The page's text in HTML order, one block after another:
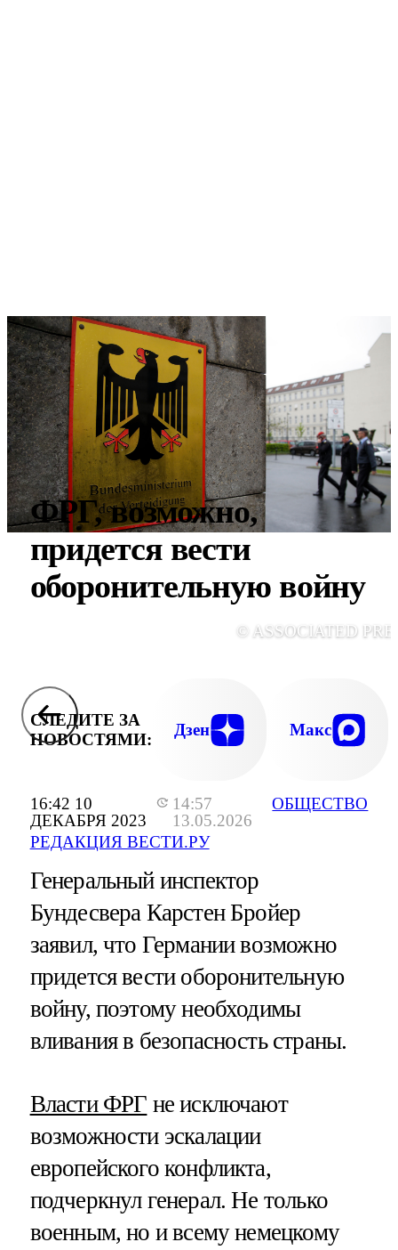
16:42 10
ДЕКАБРЯ 2023
14:57
13.05.2026
РЕДАКЦИЯ ВЕСТИ.РУ
ОБЩЕСТВО
ФРГ, возможно,
придется вести
оборонительную войну
© ASSOCIATED
СЛЕДИТЕ ЗА
НОВОСТЯМИ:
Дзен Макс
Генеральный инспектор
Бундесвера Карстен Бройер
заявил, что Германии возможно
придется вести оборонительную
войну, поэтому необходимы
вливания в безопасность страны.
Власти ФРГ не исключают
возможности эскалации
европейского конфликта,
подчеркнул генерал. Не только
военным, но и всему немецкому